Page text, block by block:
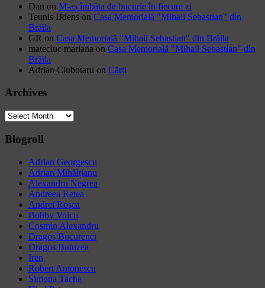
Dan on M-aș îmbăta de bucurie în fiecare zi
Teunis IJdens on Casa Memorială "Mihail Sebastian" din
Brăila
GR on Casa Memorială "Mihail Sebastian" din Brăila
mateciuc mariana on Casa Memorială "Mihail Sebastian" din
Brăila
Adrian Ciubotaru on Cărți
Archives
Archives
Blogroll
Adrian Georgescu
Adrian Mihălțianu
Alexandru Negrea
Andreea Retea
Andrei Roșca
Bobby Voicu
Cosmin Alexandru
Dragoș Bucurenci
Dragoș Butuzea
Iren
Robert Antonescu
Simona Tache